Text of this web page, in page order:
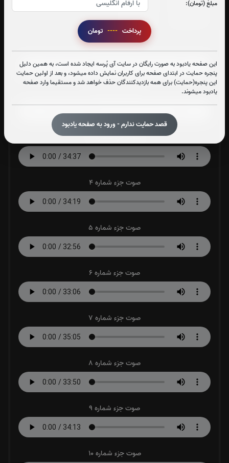
مبلغ (تومان):
پرداخت ----
این صفحه یادبود به صورت رایگان در سایت آی پُرسه ایجاد شده است، به همین دلیل
پنجره حمایت در ابتدای صفحه برای کاربران نمایش داده میشود، و بعد از اولین حمایت
این پنجره(حمایت) برای همه بازدیدکنندگان حذف خواهد شد و مستقیما وارد صفحه
یادبود میشوند.
قصد حمایت ندارم - ورود به صفحه یادبود
0بار
صوت جزء شماره 1
صوت جزء شماره 3
صوت جزء شماره 4
صوت جزء شماره 5
صوت جزء شماره 6
صوت جزء شماره 7
صوت جزء شماره 8
صوت جزء شماره 9
صوت جزء شماره 10